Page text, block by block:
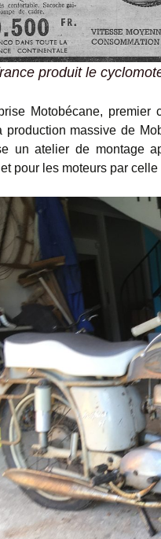
produit le
Motobécane,
production massive de
un atelier de montage
pour les moteurs par celle